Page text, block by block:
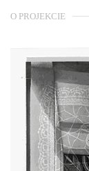
O PROJEKCIE